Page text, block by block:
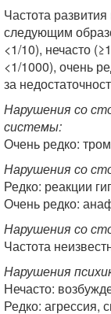
Частота
следующим
<1/10), нечасто
<1/1000), очень
за
Нарушения со
системы:
Очень редко:
Нарушения со
Редко: реакции
Очень редко:
Нарушения со
Частота
Нарушения
Нечасто:
Редко: агрессия,